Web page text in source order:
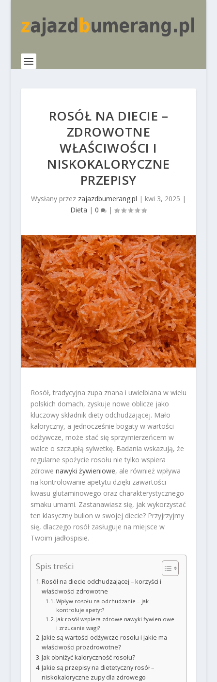
ROSÓŁ NA DIECIE –
ZDROWOTNE
WŁAŚCIWOŚCI I
NISKOKALORYCZNE
PRZEPISY
Wysłany przez zajazdbumerang.pl | kwi 3, 2025 |
Dieta |0 |
Rosół, tradycyjna zupa znana i uwielbiana w wielu
polskich domach, zyskuje nowe oblicze jako
kluczowy składnik diety odchudzającej. Mało
kaloryczny, a jednocześnie bogaty w wartości
odżywcze, może stać się sprzymierzeńcem w
walce o szczupłą sylwetkę. Badania wskazują, że
regularne spożycie rosołu nie tylko wspiera
zdrowe nawyki żywieniowe, ale również wpływa
na kontrolowanie apetytu dzięki zawartości
kwasu glutaminowego oraz charakterystycznego
smaku umami. Zastanawiasz się, jak wykorzystać
ten klasyczny bulion w swojej diecie? Przyjrzyjmy
się, dlaczego rosół zasługuje na miejsce w
Twoim jadłospisie.
Spis treści
Rosół na diecie odchudzającej – korzyści i
właściwości zdrowotne
Wpływ rosołu na odchudzanie – jak
kontroluje apetyt?
Jak rosół wspiera zdrowe nawyki żywieniowe
i zrzucanie wagi?
Jakie są wartości odżywcze rosołu i jakie ma
właściwości prozdrowotne?
Jak obniżyć kaloryczność rosołu?
Jakie są przepisy na dietetyczny rosół –
niskokaloryczne zupy dla zdrowego